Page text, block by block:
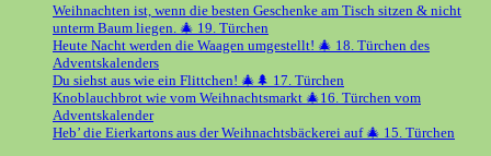
Weihnachten ist, wenn die besten Geschenke am Tisch sitzen & nicht
unterm Baum liegen. 🎄 19. Türchen
Heute Nacht werden die Waagen umgestellt! 🎄 18. Türchen des
Adventskalenders
Du siehst aus wie ein Flittchen! 🎄🌲 17. Türchen
Knoblauchbrot wie vom Weihnachtsmarkt 🎄16. Türchen vom
Adventskalender
Heb’ die Eierkartons aus der Weihnachtsbäckerei auf 🎄 15. Türchen